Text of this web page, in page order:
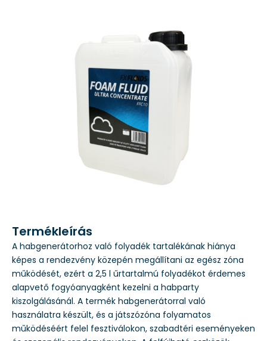
Termékleírás
A habgenerátorhoz való folyadék tartalékának hiánya
képes a rendezvény közepén megállítani az egész zóna
működését, ezért a 2,5 l űrtartalmú folyadékot érdemes
alapvető fogyóanyagként kezelni a habparty
kiszolgálásánál. A termék habgenerátorral való
használatra készült, és a játszózóna folyamatos
működéséért felel fesztiválokon, szabadtéri eseményeken